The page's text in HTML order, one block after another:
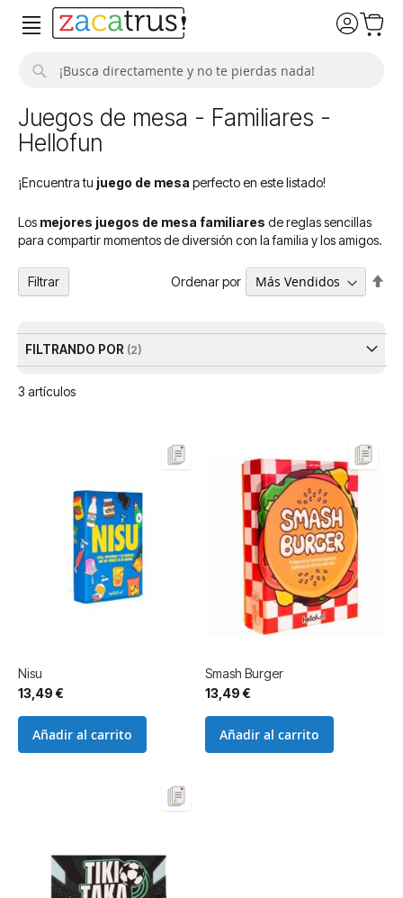
Juegos de mesa - Familiares -
Hellofun
¡Encuentra tu juego de mesa perfecto en este listado!
Los mejores juegos de mesa familiares de reglas sencillas
para compartir momentos de diversión con la familia y los amigos.
3 artículos
Ordenar por
Nisu
13,49 €
Añadir al carrito
Smash Burger
13,49 €
Añadir al carrito
Filtrar
FILTRANDO POR